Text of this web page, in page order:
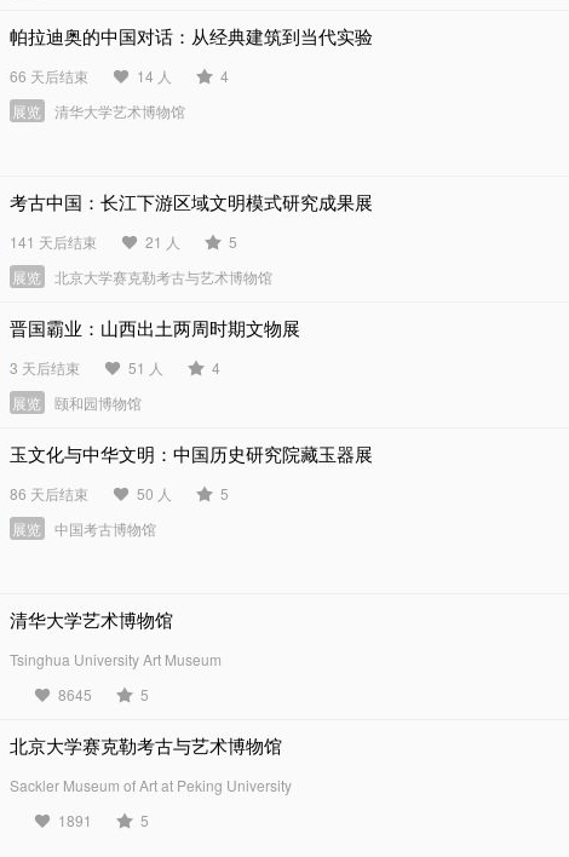
帕拉迪奥的中国对话：从经典建筑到当代实验
66 天后结束 14 人
4
展览
清华大学艺术博物馆
考古中国：长江下游区域文明模式研究成果展
141 天后结束 21 人
5
展览
北京大学赛克勒考古与艺术博物馆
晋国霸业：山西出土两周时期文物展
3 天后结束 51 人
4
展览
颐和园博物馆
玉文化与中华文明：中国历史研究院藏玉器展
86 天后结束 50 人
5
展览
中国考古博物馆
清华大学艺术博物馆
Tsinghua University Art Museum
8645
5
北京大学赛克勒考古与艺术博物馆
Sackler Museum of Art at Peking University
1891
5